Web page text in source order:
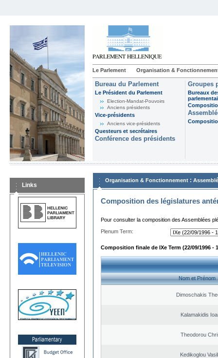
Le Parlement Organisation &
Bureau du Parlement
Le Président du Parlement
Election-Mandat-Pouvoirs
Anciens présidents
Vice-présidents
Anciens vice-présidents
Questeurs et secrétaires
Conférence des présidents
Groupes
Bureaux
Links
Organisation & Fonctionnement :
Composition des législatures
Pour consulter la composition des Assemblées
Plenum Term:
Composition finale de IXe Term (22/09/1996 -
Nom et Prénom
Dimoschakis
Kalamakidis
Theodorou
Kedikoglou